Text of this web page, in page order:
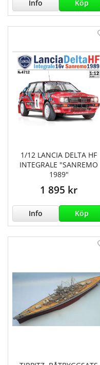
Info Köp
1/12 LANCIA DELTA HF
INTEGRALE "SANREMO
1989"
1 895 kr
Info Köp